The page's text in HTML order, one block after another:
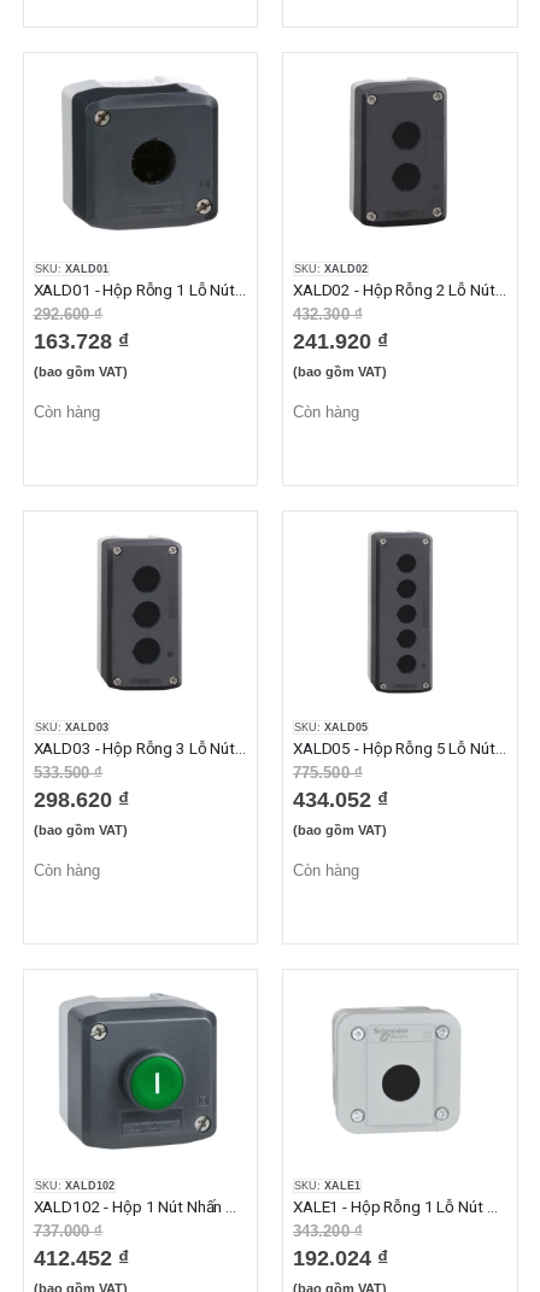
SKU: XALD01
292.600 ₫
163.728 ₫
(bao gồm VAT)
Còn hàng
SKU: XALD02
XALD02 - Hộp Rỗng 2 Lỗ Nút Nhấn Phi 22mm Màu Xám
432.300 ₫
241.920 ₫
(bao gồm VAT)
Còn hàng
SKU: XALD03
533.500 ₫
298.620 ₫
(bao gồm VAT)
Còn hàng
SKU: XALD05
XALD05 - Hộp Rỗng 5 Lỗ Nút Nhấn Phi 22mm Màu Xám
775.500 ₫
434.052 ₫
(bao gồm VAT)
Còn hàng
SKU: XALD102
737.000 ₫
412.452 ₫
(bao gồm VAT)
SKU: XALE1
343.200 ₫
192.024 ₫
(bao gồm VAT)